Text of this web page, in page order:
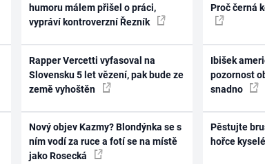
humoru málem přišel o práci,
vypráví kontroverzní Řezník
Rapper Vercetti vyfasoval na
Slovensku 5 let vězení, pak bude ze
země vyhoštěn
Nový objev Kazmy? Blondýnka se s
ním vodí za ruce a fotí se na místě
jako Rosecká
Proč černá
Ibišek
pozornost
snadno
Pěstujte
hořce